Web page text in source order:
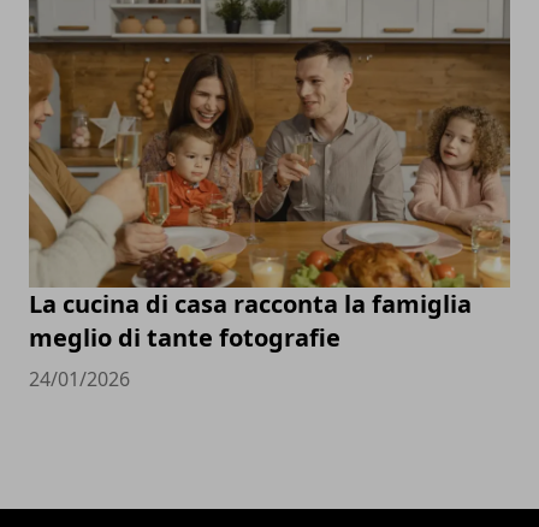
La cucina di casa racconta la famiglia
meglio di tante fotografie
24/01/2026